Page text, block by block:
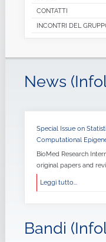
CONTATTI
INCONTRI DEL
News
Special Issue on
Computational
BioMed Research
original papers and
Leggi tutto...
Bandi